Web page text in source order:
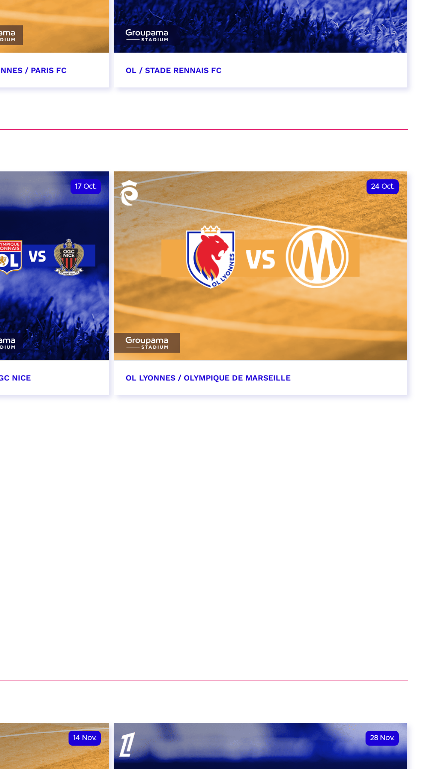
/ PARIS FC OL / STADE RENNAIS FC
RÉSERVER
17 Oct.
NICE
24 Oct.
OL LYONNES / OLYMPIQUE DE MARSEILLE
14 Nov. 28 Nov.